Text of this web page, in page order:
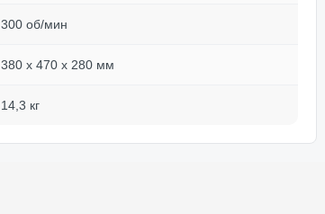
300 об/мин
380 x 470 x 280 мм
14,3 кг